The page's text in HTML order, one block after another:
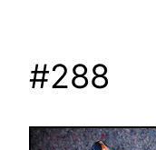
#288